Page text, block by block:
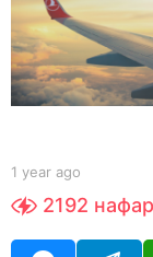
b
S
h
1 year ago
y
e
2192